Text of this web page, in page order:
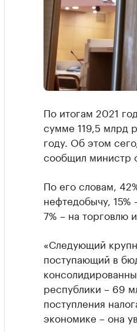
По итогам 2021
сумме 119,5 млрд
году. Об этом
сообщил министр
По его словам,
нефтедобычу,
7% – на торговлю
«Следующий
поступающий в
республики – 69
поступления
экономике – она